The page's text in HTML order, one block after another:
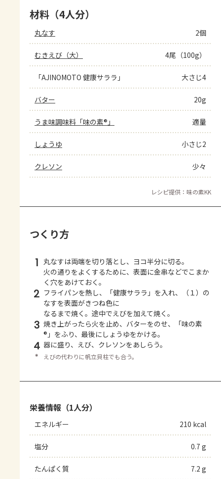
材料（4人分）
丸なす 2個
むきえび（大） 4尾（100g）
「AJINOMOTO 健康サララ」 大さじ4
バター 20g
うま味調味料「味の素®」 適量
しょうゆ 小さじ2
クレソン 少々
レシピ提供：味の素KK
つくり方
1 丸なすは両端を切り落とし、ヨコ半分に切る。
火の通りをよくするために、表面に金串などでこまか
く穴をあけておく。
2 フライパンを熱し、「健康サララ」を入れ、（１）の
なすを表面がきつね色に
なるまで焼く。途中でえびを加えて焼く。
3 焼き上がったら火を止め、バターをのせ、「味の素
®」をふり、最後にしょうゆをかける。
4 器に盛り、えび、クレソンをあしらう。
＊ えびの代わりに帆立貝柱でも合う。
栄養情報（1人分）
エネルギー 210 kcal
塩分 0.7 g
たんぱく質 7.2 g